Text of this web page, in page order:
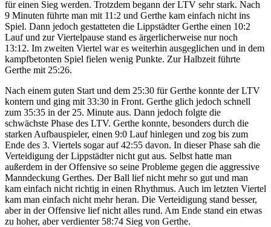
für einen Sieg werden. Trotzdem begann der LTV sehr stark. Nach
9 Minuten führte man mit 11:2 und Gerthe kam einfach nicht ins
Spiel. Dann jedoch gestatteten die Lippstädter Gerthe einen 10:2
Lauf und zur Viertelpause stand es ärgerlicherweise nur noch
13:12. Im zweiten Viertel war es weiterhin ausgeglichen und in dem
kampfbetonten Spiel fielen wenig Punkte. Zur Halbzeit führte
Gerthe mit 25:26.
Nach einem guten Start und dem 25:30 für Gerthe konnte der LTV
kontern und ging mit 33:30 in Front. Gerthe glich jedoch schnell
zum 35:35 in der 25. Minute aus. Dann jedoch folgte die
schwächste Phase des LTV. Gerthe konnte, besonders durch die
starken Aufbauspieler, einen 9:0 Lauf hinlegen und zog bis zum
Ende des 3. Viertels sogar auf 42:55 davon. In dieser Phase sah die
Verteidigung der Lippstädter nicht gut aus. Selbst hatte man
außerdem in der Offensive so seine Probleme gegen die aggressive
Manndeckung Gerthes. Der Ball lief nicht mehr so gut und man
kam einfach nicht richtig in einen Rhythmus. Auch im letzten Viertel
kam man einfach nicht mehr heran. Die Verteidigung stand besser,
aber in der Offensive lief nicht alles rund. Am Ende stand ein etwas
zu hoher, aber verdienter 58:74 Sieg von Gerthe.